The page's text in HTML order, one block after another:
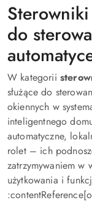
do
W kategorii
służące do
okiennych w
inteligentnego
automatyczne,
rolet – ich
zatrzymywaniem w
użytkowania i